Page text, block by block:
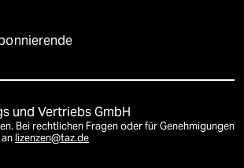
und Vertriebs GmbH
Bei rechtlichen Fragen oder für Genehmigungen
lizenzen@taz.de